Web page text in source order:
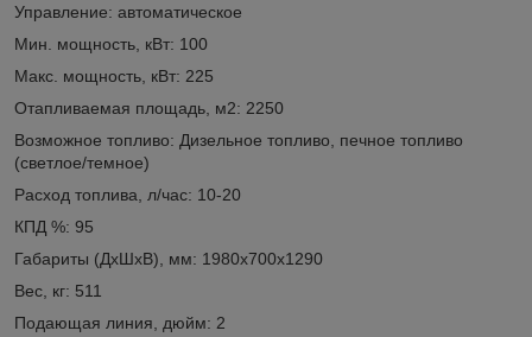
Управление: автоматическое
Мин. мощность, кВт: 100
Макс. мощность, кВт: 225
Отапливаемая площадь, м2: 2250
Возможное топливо: Дизельное топливо, печное топливо
(светлое/темное)
Расход топлива, л/час: 10-20
КПД %: 95
Габариты (ДxШxВ), мм: 1980х700х1290
Вес, кг: 511
Подающая линия, дюйм: 2